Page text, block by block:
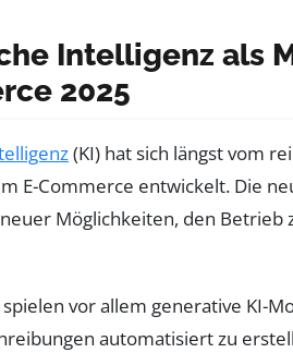
Intelligenz als
2025
(KI) hat sich längst vom
E-Commerce entwickelt. Die
Möglichkeiten, den
vor allem generative KI-
automatisiert zu